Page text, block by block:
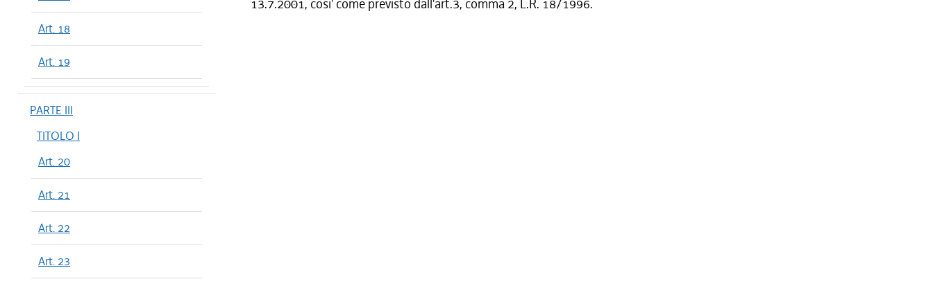
Art. 18
Art. 19
PARTE III
TITOLO I
Art. 20
Art. 21
Art. 22
Art. 23
13.7.2001, cosi' come previsto dall'art.3, comma 2, L.R. 18/1996.